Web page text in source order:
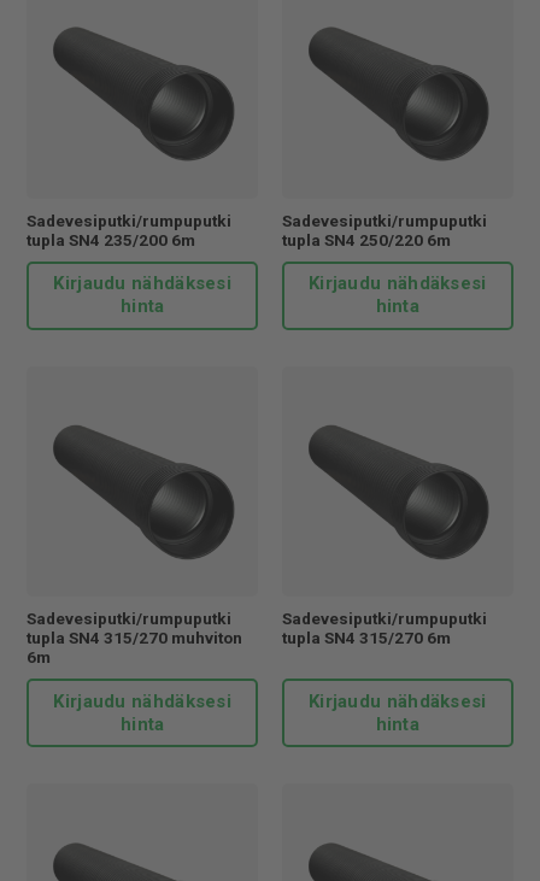
Sadevesiputki/rumpuputki
tupla SN4 235/200 6m
Kirjaudu nähdäksesi
hinta
Sadevesiputki/rumpuputki
tupla SN4 250/220 6m
Kirjaudu nähdäksesi
hinta
Sadevesiputki/rumpuputki
tupla SN4 315/270 muhviton
6m
Kirjaudu nähdäksesi
hinta
Sadevesiputki/rumpuputki
tupla SN4 315/270 6m
Kirjaudu nähdäksesi
hinta